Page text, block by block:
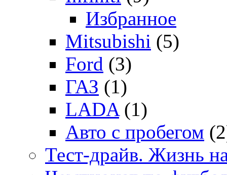
Избранное
Mitsubishi (5)
Ford (3)
ГАЗ (1)
LADA (1)
Авто с пробегом
Тест-драйв. Жизнь